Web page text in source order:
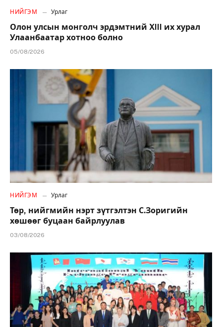
НИЙГЭМ Урлаг
Олон улсын монголч эрдэмтний XIII их хурал
Улаанбаатар хотноо болно
05/08/2026
НИЙГЭМ Урлаг
Төр, нийгмийн нэрт зүтгэлтэн С.Зоригийн
хөшөөг буцаан байрлуулав
03/08/2026